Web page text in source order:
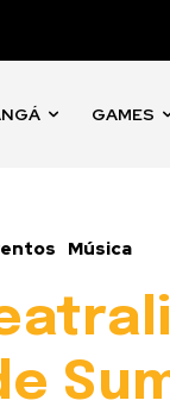
GAMES
Música